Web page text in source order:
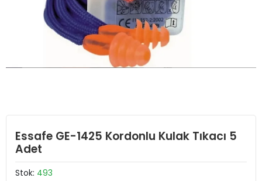
Essafe GE-1425 Kordonlu Kulak Tıkacı 5
Adet
Stok: 493